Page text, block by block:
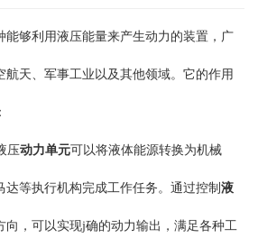
能够利用液压能量来产生动力的装置，广
航天、军事工业以及其他领域。它的作用
压动力单元可以将液体能源转换为机械
达等执行机构完成工作任务。通过控制 液
向，可以实现j确的动力输出，满足各种工